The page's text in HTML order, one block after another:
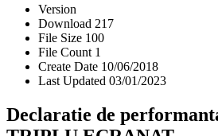
Version
Download 217
File Size 100
File Count 1
Create Date 10/06/2018
Last Updated 03/01/2023
Declaratie de